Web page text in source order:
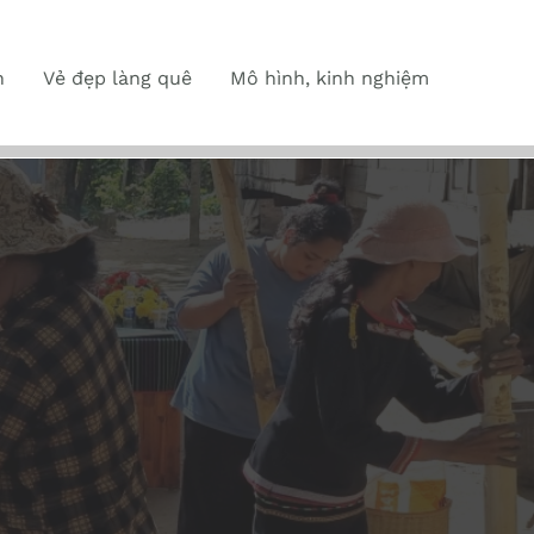
Vẻ đẹp làng quê Mô hình, kinh nghiệm